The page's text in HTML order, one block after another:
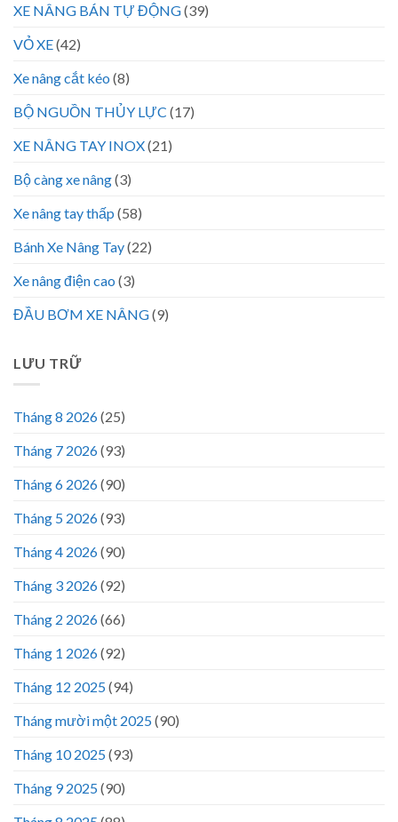
XE NÂNG BÁN TỰ ĐỘNG(39)
VỎ XE(42)
Xe nâng cắt kéo (8)
BỘ NGUỒN THỦY LỰC (17)
XE NÂNG TAY INOX(21)
Bộ càng xe nâng(3)
Xe nâng tay thấp (58)
Bánh Xe Nâng Tay(22)
Xe nâng điện cao (3)
ĐẦU BƠM XE NÂNG(9)
LƯU TRỮ
Tháng 8 2026(25)
Tháng 7 2026(93)
Tháng 6 2026(90)
Tháng 5 2026(93)
Tháng 4 2026(90)
Tháng 3 2026(92)
Tháng 2 2026(66)
Tháng 1 2026(92)
Tháng 12 2025(94)
Tháng mười một 2025(90)
Tháng 10 2025(93)
Tháng 9 2025(90)